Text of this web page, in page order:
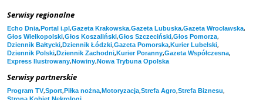
Serwisy regionalne
Echo Dnia,Portal i.pl,Gazeta Krakowska,Gazeta Lubuska,Gazeta Wrocławska,
Głos Wielkopolski,Głos Koszaliński,Głos Szczeciński,Głos Pomorza,
Dziennik Bałtycki,Dziennik Łódzki,Gazeta Pomorska,Kurier Lubelski,
Dziennik Polski,Dziennik Zachodni,Kurier Poranny,Gazeta Współczesna,
Express Ilustrowany,Nowiny,Nowa Trybuna Opolska
Serwisy partnerskie
Program TV,Sport,Piłka nożna,Motoryzacja,Strefa Agro,Strefa Biznesu,